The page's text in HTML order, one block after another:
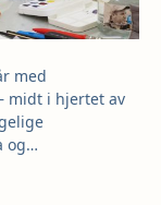
med
midt i hjertet av
og…